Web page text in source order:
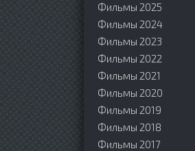
Фильмы 2025
Фильмы 2024
Фильмы 2023
Фильмы 2022
Фильмы 2021
Фильмы 2020
Фильмы 2019
Фильмы 2018
Фильмы 2017